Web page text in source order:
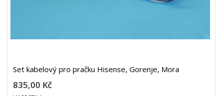
Set kabelový pro pračku Hisense, Gorenje, Mora
835,00 Kč